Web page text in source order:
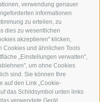
verwendung genauer
informationen
zu erteilen, zu
dies zu wesentlichen
akzeptieren" klicken,
Cookies und ähnlichen Tools
„Einstellungen verwalten",
um ohne Cookies
sind. Sie können Ihre
auf den Link „Cookie-
das Schildsymbol unten links
verwendete Gerät.